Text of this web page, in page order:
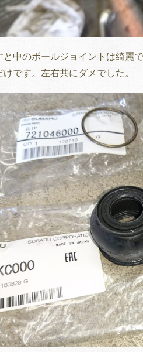
と中のボールジョイントは綺麗
けです。左右共にダメでした。